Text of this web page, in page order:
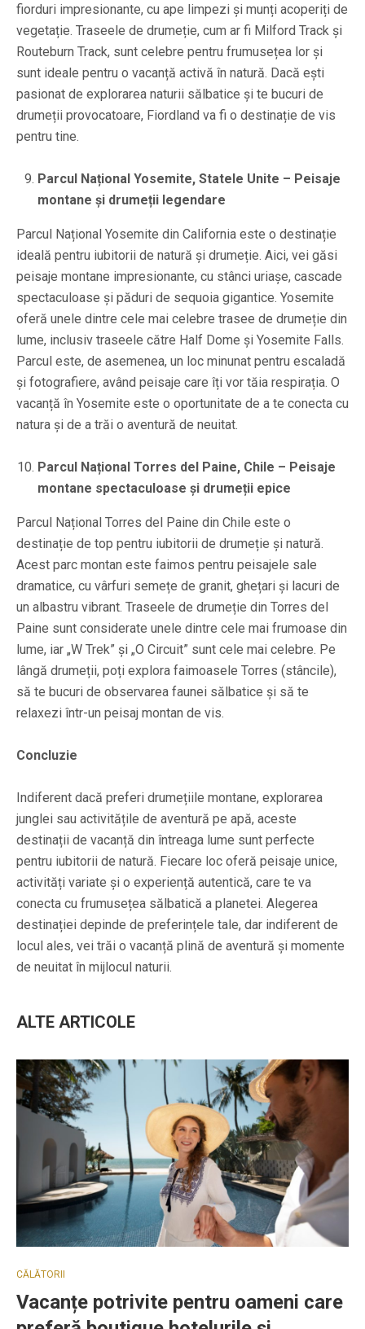
fiorduri impresionante, cu ape limpezi și munți acoperiți de
vegetație. Traseele de drumeție, cum ar fi Milford Track și
Routeburn Track, sunt celebre pentru frumusețea lor și
sunt ideale pentru o vacanță activă în natură. Dacă ești
pasionat de explorarea naturii sălbatice și te bucuri de
drumeții provocatoare, Fiordland va fi o destinație de vis
pentru tine.
Parcul Național Yosemite, Statele Unite – Peisaje
montane și drumeții legendare
Parcul Național Yosemite din California este o destinație
ideală pentru iubitorii de natură și drumeție. Aici, vei găsi
peisaje montane impresionante, cu stânci uriașe, cascade
spectaculoase și păduri de sequoia gigantice. Yosemite
oferă unele dintre cele mai celebre trasee de drumeție din
lume, inclusiv traseele către Half Dome și Yosemite Falls.
Parcul este, de asemenea, un loc minunat pentru escaladă
și fotografiere, având peisaje care îți vor tăia respirația. O
vacanță în Yosemite este o oportunitate de a te conecta cu
natura și de a trăi o aventură de neuitat.
Parcul Național Torres del Paine, Chile – Peisaje
montane spectaculoase și drumeții epice
Parcul Național Torres del Paine din Chile este o
destinație de top pentru iubitorii de drumeție și natură.
Acest parc montan este faimos pentru peisajele sale
dramatice, cu vârfuri semețe de granit, ghețari și lacuri de
un albastru vibrant. Traseele de drumeție din Torres del
Paine sunt considerate unele dintre cele mai frumoase din
lume, iar „W Trek” și „O Circuit” sunt cele mai celebre. Pe
lângă drumeții, poți explora faimoasele Torres (stâncile),
să te bucuri de observarea faunei sălbatice și să te
relaxezi într-un peisaj montan de vis.
Concluzie
Indiferent dacă preferi drumețiile montane, explorarea
junglei sau activitățile de aventură pe apă, aceste
destinații de vacanță din întreaga lume sunt perfecte
pentru iubitorii de natură. Fiecare loc oferă peisaje unice,
activități variate și o experiență autentică, care te va
conecta cu frumusețea sălbatică a planetei. Alegerea
destinației depinde de preferințele tale, dar indiferent de
locul ales, vei trăi o vacanță plină de aventură și momente
de neuitat în mijlocul naturii.
ALTE ARTICOLE
CĂLĂTORII
Vacanțe potrivite pentru oameni care